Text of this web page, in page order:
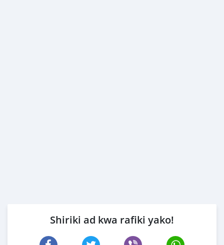
Shiriki ad kwa rafiki yako!